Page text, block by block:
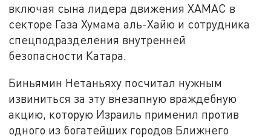
включая сына лидера движения ХАМАС в
секторе Газа Хумама аль-Хайю и сотрудника
спецподразделения внутренней
безопасности Катара.
Биньямин Нетаньяху посчитал нужным
извиниться за эту внезапную враждебную
акцию, которую Израиль применил против
одного из богатейших городов Ближнего